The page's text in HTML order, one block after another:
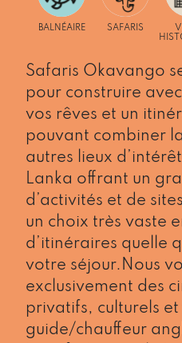
BALNÉAIRE SAFARIS
Safaris Okavango
pour construire
vos rêves et un
pouvant combiner
autres lieux
Lanka offrant un
d’activités et de
un choix très vaste
d’itinéraires quelle
votre séjour.Nous
exclusivement des
privatifs, culturels
guide/chauffeur